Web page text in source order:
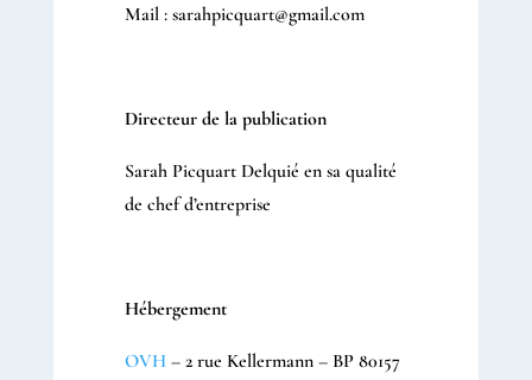
Mail : sarahpicquart@gmail.com
Directeur de la publication
Sarah Picquart Delquié en sa qualité
de chef d’entreprise
Hébergement
OVH– 2 rue Kellermann – BP 80157